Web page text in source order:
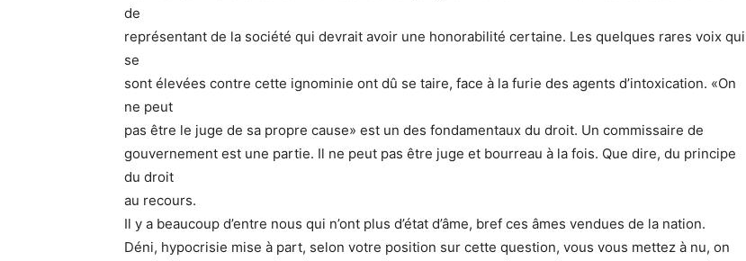
de
représentant de la société qui devrait avoir une honorabilité certaine. Les quelques rares voix qui
se
sont élevées contre cette ignominie ont dû se taire, face à la furie des agents d’intoxication. «On
ne peut
pas être le juge de sa propre cause» est un des fondamentaux du droit. Un commissaire de
gouvernement est une partie. Il ne peut pas être juge et bourreau à la fois. Que dire, du principe
du droit
au recours.
Il y a beaucoup d’entre nous qui n’ont plus d’état d’âme, bref ces âmes vendues de la nation.
Déni, hypocrisie mise à part, selon votre position sur cette question, vous vous mettez à nu, on